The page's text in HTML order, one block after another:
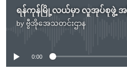
by ဗွီအိုအေသတင်းဌာန
No media source
0:00